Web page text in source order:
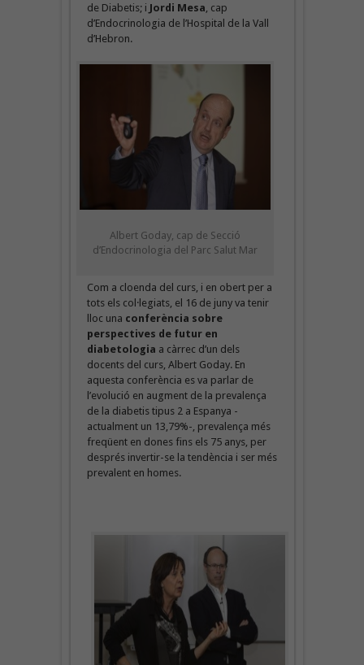
de Diabetis; i Jordi Mesa , cap
d’Endocrinologia de l’Hospital de la Vall
d’Hebron.
Albert Goday, cap de Secció
d’Endocrinologia del Parc Salut Mar
Com a cloenda del curs, i en obert per a
tots els col·legiats, el 16 de juny va tenir
lloc una conferència sobre
perspectives de futur en
diabetologia a càrrec d’un dels
docents del curs, Albert Goday. En
aquesta conferència es va parlar de
l’evolució en augment de la prevalença
de la diabetis tipus 2 a Espanya -
actualment un 13,79%-, prevalença més
freqüent en dones fins els 75 anys, per
després invertir-se la tendència i ser més
prevalent en homes.